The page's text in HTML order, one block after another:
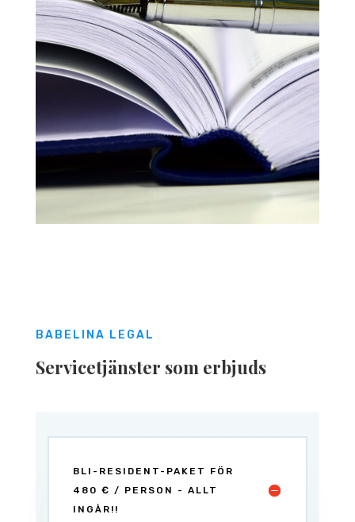
BABELINA LEGAL
Servicetjänster som erbjuds
BLI-RESIDENT-PAKET FÖR
480 € / PERSON - ALLT
INGÅR!!